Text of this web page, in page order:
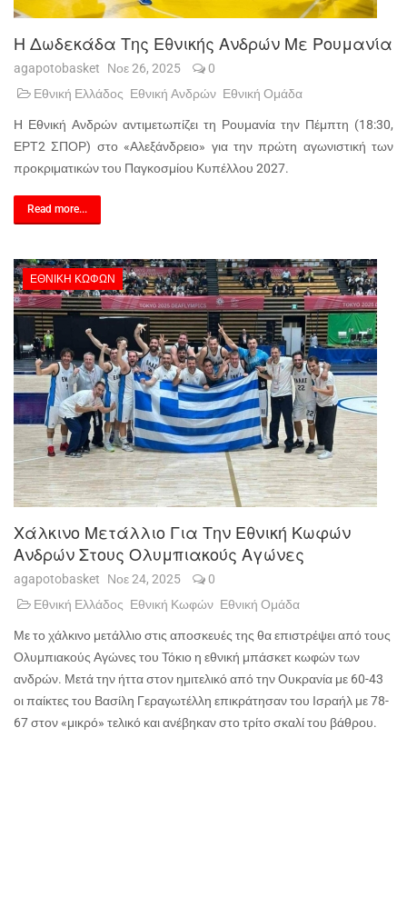
Η Δωδεκάδα Της Εθνικής Ανδρών Με Ρουμανία
agapotobasket Νοε 26, 2025
0
Εθνική Ελλάδος Εθνική Ανδρών Εθνική Ομάδα
Η Εθνική Ανδρών αντιμετωπίζει τη Ρουμανία την Πέμπτη (18:30,
ΕΡΤ2 ΣΠΟΡ) στο «Αλεξάνδρειο» για την πρώτη αγωνιστική των
προκριματικών του Παγκοσμίου Κυπέλλου 2027.
Read more...
ΕΘΝΙΚΉ ΚΩΦΏΝ
Χάλκινο Μετάλλιο Για Την Εθνική Κωφών
Ανδρών Στους Ολυμπιακούς Αγώνες
agapotobasket Νοε 24, 2025
0
Εθνική Ελλάδος Εθνική Κωφών Εθνική Ομάδα
Με το χάλκινο μετάλλιο στις αποσκευές της θα επιστρέψει από τους
Ολυμπιακούς Αγώνες του Τόκιο η εθνική μπάσκετ κωφών των
ανδρών. Μετά την ήττα στον ημιτελικό από την Ουκρανία με 60-43
οι παίκτες του Βασίλη Γεραγωτέλλη επικράτησαν του Ισραήλ με 78-
67 στον «μικρό» τελικό και ανέβηκαν στο τρίτο σκαλί του βάθρου.